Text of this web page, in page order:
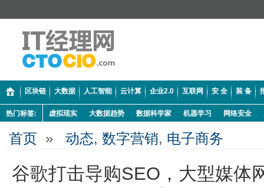
区块链 大数据 人工智能 云计算 企业2.0 互联网 安 全 装 备
热门标签: 虚拟现实 大数据趋势 数据科学家 机器学习 网络安全
首页 » 动态, 数字营销, 电子商务
谷歌打击导购SEO，大型媒体